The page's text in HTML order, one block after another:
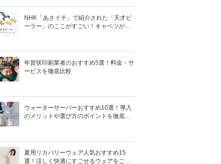
NHK「あさイチ」で紹介された「天才ピ
ーラー」のここがすごい！キャベツがほ
年賀状印刷業者のおすすめ5選！料金・サ
ービスを徹底比較
ウォーターサーバーおすすめ10選！導入
のメリットや選び方のポイントを徹底解
夏用リカバリーウェア人気おすすめ15
選！涼しく快適にすごせるウェアをご紹